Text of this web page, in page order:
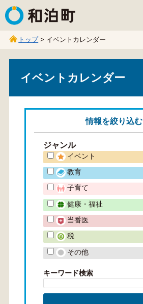
和泊町
トップ> イベントカレンダー
イベントカレンダー
情報を絞り込む
ジャンル
イベント
教育
子育て
健康・福祉
当番医
税
その他
キーワード検索